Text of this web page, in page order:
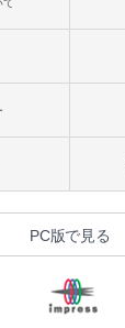
PC版で見る